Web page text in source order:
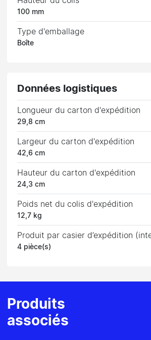
100 mm
Type d'emballage
Boîte
Données logistiques
Longueur du carton d'expédition
29,8 cm
Largeur du carton d'expédition
42,6 cm
Hauteur du carton d'expédition
24,3 cm
Poids net du colis d'expédition
12,7 kg
Produit par casier d’expédition
4 pièce(s)
Produits
associés